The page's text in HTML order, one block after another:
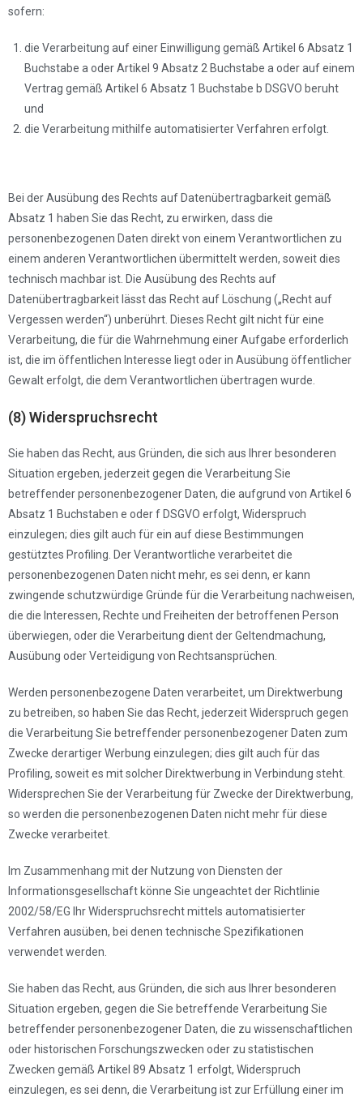
sofern:
die Verarbeitung auf einer Einwilligung gemäß Artikel 6 Absatz 1
Buchstabe a oder Artikel 9 Absatz 2 Buchstabe a oder auf einem
Vertrag gemäß Artikel 6 Absatz 1 Buchstabe b DSGVO beruht
und
die Verarbeitung mithilfe automatisierter Verfahren erfolgt.
Bei der Ausübung des Rechts auf Datenübertragbarkeit gemäß
Absatz 1 haben Sie das Recht, zu erwirken, dass die
personenbezogenen Daten direkt von einem Verantwortlichen zu
einem anderen Verantwortlichen übermittelt werden, soweit dies
technisch machbar ist. Die Ausübung des Rechts auf
Datenübertragbarkeit lässt das Recht auf Löschung („Recht auf
Vergessen werden“) unberührt. Dieses Recht gilt nicht für eine
Verarbeitung, die für die Wahrnehmung einer Aufgabe erforderlich
ist, die im öffentlichen Interesse liegt oder in Ausübung öffentlicher
Gewalt erfolgt, die dem Verantwortlichen übertragen wurde.
(8) Widerspruchsrecht
Sie haben das Recht, aus Gründen, die sich aus Ihrer besonderen
Situation ergeben, jederzeit gegen die Verarbeitung Sie
betreffender personenbezogener Daten, die aufgrund von Artikel 6
Absatz 1 Buchstaben e oder f DSGVO erfolgt, Widerspruch
einzulegen; dies gilt auch für ein auf diese Bestimmungen
gestütztes Profiling. Der Verantwortliche verarbeitet die
personenbezogenen Daten nicht mehr, es sei denn, er kann
zwingende schutzwürdige Gründe für die Verarbeitung nachweisen,
die die Interessen, Rechte und Freiheiten der betroffenen Person
überwiegen, oder die Verarbeitung dient der Geltendmachung,
Ausübung oder Verteidigung von Rechtsansprüchen.
Werden personenbezogene Daten verarbeitet, um Direktwerbung
zu betreiben, so haben Sie das Recht, jederzeit Widerspruch gegen
die Verarbeitung Sie betreffender personenbezogener Daten zum
Zwecke derartiger Werbung einzulegen; dies gilt auch für das
Profiling, soweit es mit solcher Direktwerbung in Verbindung steht.
Widersprechen Sie der Verarbeitung für Zwecke der Direktwerbung,
so werden die personenbezogenen Daten nicht mehr für diese
Zwecke verarbeitet.
Im Zusammenhang mit der Nutzung von Diensten der
Informationsgesellschaft könne Sie ungeachtet der Richtlinie
2002/58/EG Ihr Widerspruchsrecht mittels automatisierter
Verfahren ausüben, bei denen technische Spezifikationen
verwendet werden.
Sie haben das Recht, aus Gründen, die sich aus Ihrer besonderen
Situation ergeben, gegen die Sie betreffende Verarbeitung Sie
betreffender personenbezogener Daten, die zu wissenschaftlichen
oder historischen Forschungszwecken oder zu statistischen
Zwecken gemäß Artikel 89 Absatz 1 erfolgt, Widerspruch
einzulegen, es sei denn, die Verarbeitung ist zur Erfüllung einer im